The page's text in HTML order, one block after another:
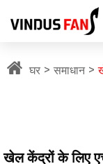
घर समाधान
खेल केंद्रों के लिए